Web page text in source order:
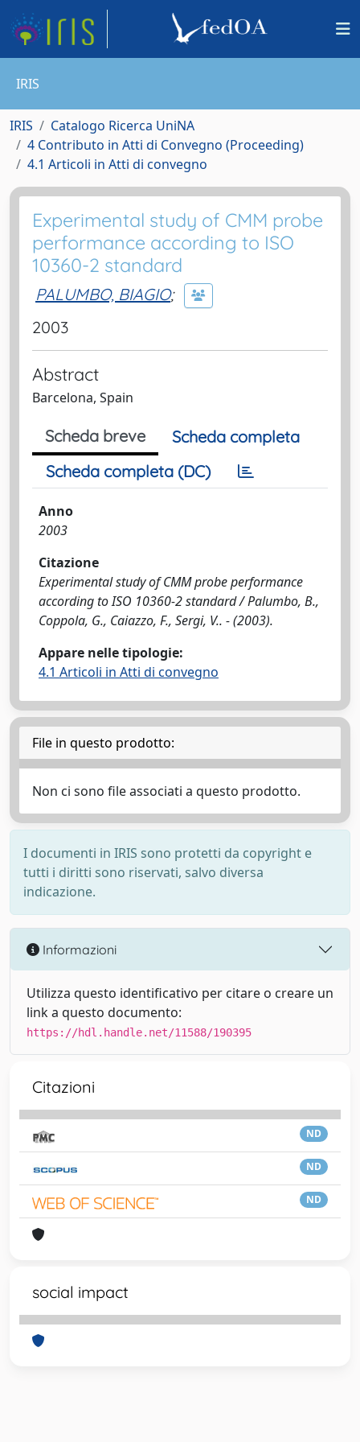
IRIS
IRIS
Catalogo Ricerca UniNA
4 Contributo in Atti di Convegno (Proceeding)
4.1 Articoli in Atti di convegno
Experimental study of CMM probe
performance according to ISO
10360-2 standard
PALUMBO, BIAGIO;
2003
Abstract
Barcelona, Spain
Scheda breve
Scheda completa
Scheda completa (DC)
Anno
2003
Citazione
Experimental study of CMM probe performance
according to ISO 10360-2 standard / Palumbo, B.,
Coppola, G., Caiazzo, F., Sergi, V.. - (2003).
Appare nelle tipologie:
4.1 Articoli in Atti di convegno
File in questo prodotto:
Non ci sono file associati a questo prodotto.
I documenti in IRIS sono protetti da copyright e
tutti i diritti sono riservati, salvo diversa
indicazione.
Informazioni
Utilizza questo identificativo per citare o creare un
link a questo documento:
https://hdl.handle.net/11588/190395
Citazioni
ND
ND
ND
social impact